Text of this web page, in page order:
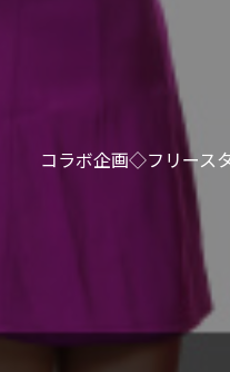
コラボ企画◇フリース